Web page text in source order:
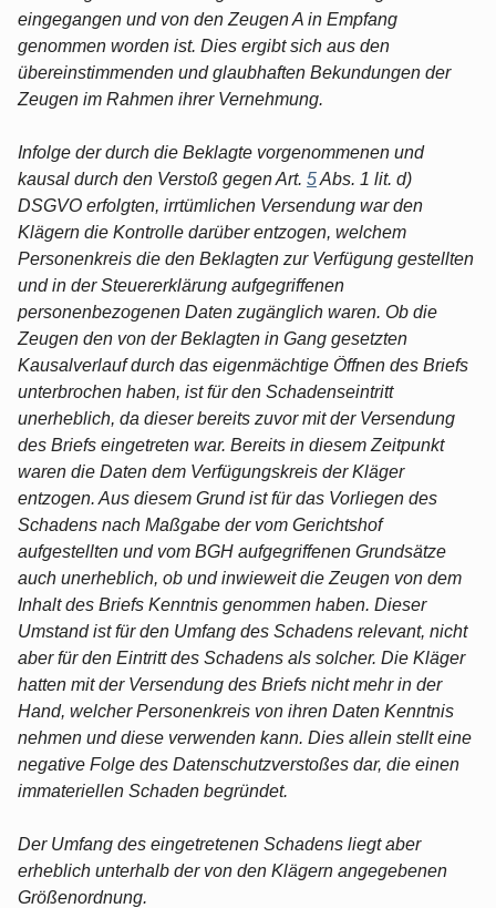
eingegangen und von den Zeugen A in Empfang
genommen worden ist. Dies ergibt sich aus den
übereinstimmenden und glaubhaften Bekundungen der
Zeugen im Rahmen ihrer Vernehmung.
Infolge der durch die Beklagte vorgenommenen und
kausal durch den Verstoß gegen Art. 5Abs. 1 lit. d)
DSGVO erfolgten, irrtümlichen Versendung war den
Klägern die Kontrolle darüber entzogen, welchem
Personenkreis die den Beklagten zur Verfügung gestellten
und in der Steuererklärung aufgegriffenen
personenbezogenen Daten zugänglich waren. Ob die
Zeugen den von der Beklagten in Gang gesetzten
Kausalverlauf durch das eigenmächtige Öffnen des Briefs
unterbrochen haben, ist für den Schadenseintritt
unerheblich, da dieser bereits zuvor mit der Versendung
des Briefs eingetreten war. Bereits in diesem Zeitpunkt
waren die Daten dem Verfügungskreis der Kläger
entzogen. Aus diesem Grund ist für das Vorliegen des
Schadens nach Maßgabe der vom Gerichtshof
aufgestellten und vom BGH aufgegriffenen Grundsätze
auch unerheblich, ob und inwieweit die Zeugen von dem
Inhalt des Briefs Kenntnis genommen haben. Dieser
Umstand ist für den Umfang des Schadens relevant, nicht
aber für den Eintritt des Schadens als solcher. Die Kläger
hatten mit der Versendung des Briefs nicht mehr in der
Hand, welcher Personenkreis von ihren Daten Kenntnis
nehmen und diese verwenden kann. Dies allein stellt eine
negative Folge des Datenschutzverstoßes dar, die einen
immateriellen Schaden begründet.
Der Umfang des eingetretenen Schadens liegt aber
erheblich unterhalb der von den Klägern angegebenen
Größenordnung.